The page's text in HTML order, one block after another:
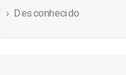
Desconhecido